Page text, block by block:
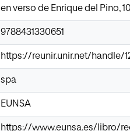
en verso de Enrique del Pino,
9788431330651
https://reunir.unir.net/handle/
spa
EUNSA
https://www.eunsa.es/libro/